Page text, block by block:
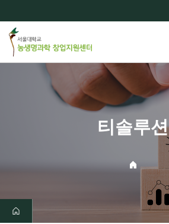
로
메
티솔루션